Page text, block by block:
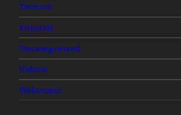
Tiernos
Tutorial
Uncategorized
Videos
Webcomic